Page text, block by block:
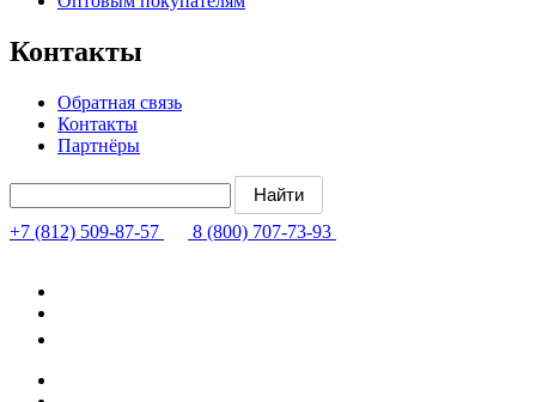
Контакты
Обратная связь
Контакты
Партнёры
+7 (812) 509-87-57 8 (800) 707-73-93